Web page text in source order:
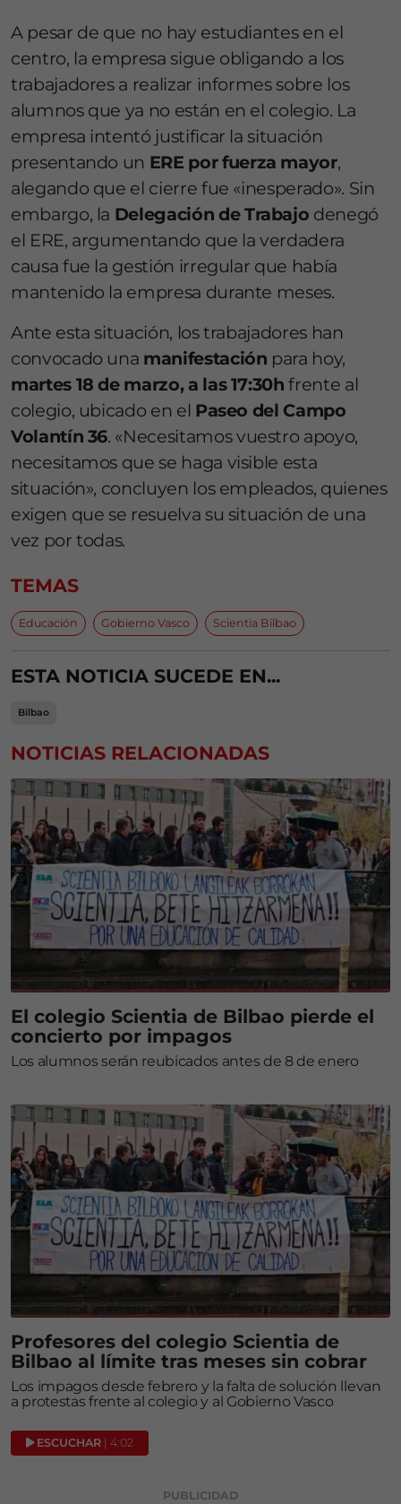
A pesar de que no hay estudiantes en el
centro, la empresa sigue obligando a los
trabajadores a realizar informes sobre los
alumnos que ya no están en el colegio. La
empresa intentó justificar la situación
presentando un ERE por fuerza mayor,
alegando que el cierre fue «inesperado». Sin
embargo, la Delegación de Trabajo denegó
el ERE, argumentando que la verdadera
causa fue la gestión irregular que había
mantenido la empresa durante meses.
Ante esta situación, los trabajadores han
convocado una manifestación para hoy,
martes 18 de marzo, a las 17:30h frente al
colegio, ubicado en el Paseo del Campo
Volantín 36. «Necesitamos vuestro apoyo,
necesitamos que se haga visible esta
situación», concluyen los empleados, quienes
exigen que se resuelva su situación de una
vez por todas.
TEMAS
Educación Gobierno Vasco Scientia Bilbao
ESTA NOTICIA SUCEDE EN...
Bilbao
NOTICIAS RELACIONADAS
El colegio Scientia de Bilbao pierde el
concierto por impagos
Los alumnos serán reubicados antes de 8 de enero
Profesores del colegio Scientia de
Bilbao al límite tras meses sin cobrar
Los impagos desde febrero y la falta de solución llevan
a protestas frente al colegio y al Gobierno Vasco
ESCUCHAR | 4:02
PUBLICIDAD